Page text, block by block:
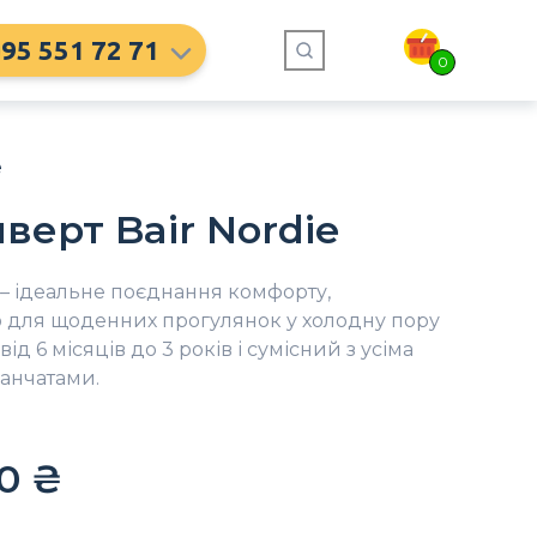
551 72 71 0
Bair Nordie
– ідеальне поєднання комфорту,
для щоденних прогулянок у холодну пору
6 місяців до 3 років і сумісний з усіма
₴